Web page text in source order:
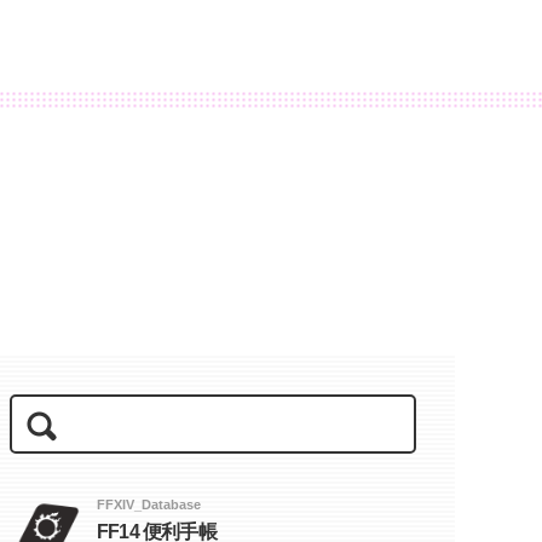
FFXIV_Database
FF14 便利手帳